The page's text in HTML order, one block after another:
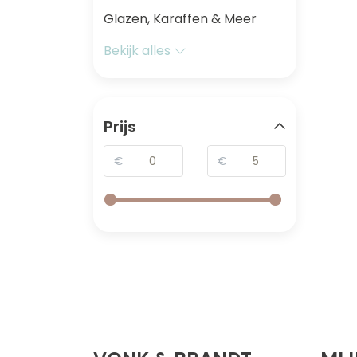
Glazen, Karaffen & Meer
Bekijk alles
Prijs
€ €